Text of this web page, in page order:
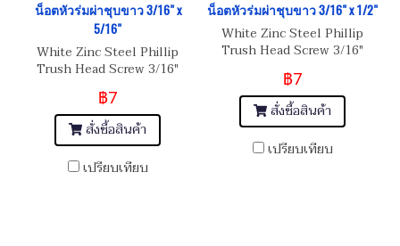
น็อตหัวร่มผ่าชุบขาว 3/16" x
5/16"
White Zinc Steel Phillip
Trush Head Screw 3/16"
(BSW) 24
฿7
สั่งซื้อสินค้า
เปรียบเทียบ
น็อตหัวร่มผ่าชุบขาว 3/16" x 1/2"
White Zinc Steel Phillip
Trush Head Screw 3/16"
(BSW) 24
฿7
สั่งซื้อสินค้า
เปรียบเทียบ